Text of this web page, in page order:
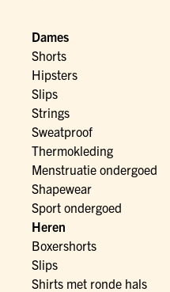
Dames
Shorts
Hipsters
Slips
Strings
Sweatproof
Thermokleding
Menstruatie ondergoed
Shapewear
Sport ondergoed
Heren
Boxershorts
Slips
Shirts met ronde hals